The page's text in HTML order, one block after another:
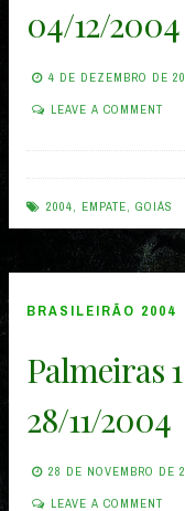
04/12/2004
4 DE DEZEMBRO DE
LEAVE A COMMENT
2004 EMPATE GOIÁS
BRASILEIRÃO 2004
Palmeiras
28/11/2004
28 DE NOVEMBRO DE
LEAVE A COMMENT